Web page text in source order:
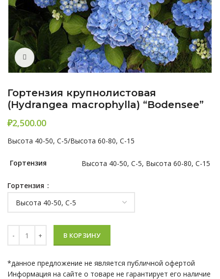
Нажмите, чтобы увеличить
Гортензия крупнолистовая
(Hydrangea macrophylla) “Bodensee”
₽
Высота 40-50, C-5/Высота 60-80, C-15
Гортензия Высота 40-50, C-5, Высота 60-80, C-15
Гортензия
В КОРЗИНУ
*данное предложение не является публичной офертой
Информация на сайте о товаре не гарантирует его наличие